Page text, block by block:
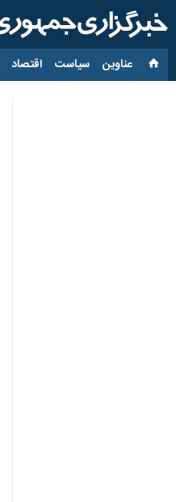
عناوین‌ سیاست اقتصاد